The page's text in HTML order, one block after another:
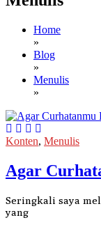
Home
»
Blog
»
Menulis
»
Konten, Menulis
Agar
Seringkali saya
yang